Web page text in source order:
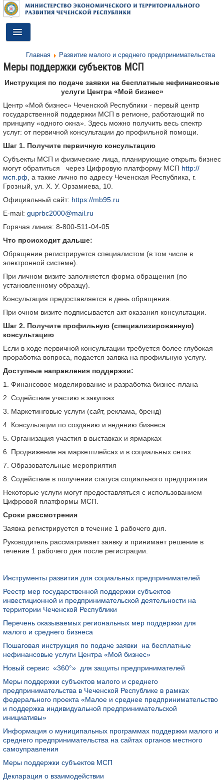
Toggle
Navigation
ДЕЯТЕЛЬНОСТЬ
ДОКУМЕНТЫ
ПРОТИВОДЕЙСТВИЕ КОРРУПЦИИ
АНТИТЕРРОР
КОНТАКТЫ
Главная Развитие малого и среднего предпринимательства
Меры поддержки субъектов МСП
Инструкция по подаче заявки на бесплатные нефинансовые
услуги Центра «Мой бизнес»
Центр «Мой бизнес» Чеченской Республики - первый центр
государственной поддержки МСП в регионе, работающий по
принципу «одного окна». Здесь можно получить весь спектр
услуг: от первичной консультации до профильной помощи.
Шаг 1. Получите первичную консультацию
Субъекты МСП и физические лица, планирующие открыть бизнес
могут обратиться через Цифровую платформу МСП http://
мсп.рф, а также лично по адресу Чеченская Республика, г.
Грозный, ул. Х. У. Орзамиева, 10.
Официальный сайт: https://mb95.ru
E-mail: guprbc2000@mail.ru
Горячая линия: 8-800-511-04-05
Что происходит дальше:
Обращение регистрируется специалистом (в том числе в
электронной системе).
При личном визите заполняется форма обращения (по
установленному образцу).
Консультация предоставляется в день обращения.
При очном визите подписывается акт оказания консультации.
Шаг 2. Получите профильную (специализированную)
консультацию
Если в ходе первичной консультации требуется более глубокая
проработка вопроса, подается заявка на профильную услугу.
Доступные направления поддержки:
1. Финансовое моделирование и разработка бизнес-плана
2. Содействие участию в закупках
3️. Маркетинговые услуги (сайт, реклама, бренд)
4️. Консультации по созданию и ведению бизнеса
5️. Организация участия в выставках и ярмарках
6️. Продвижение на маркетплейсах и в социальных сетях
7. Образовательные мероприятия
8. Содействие в получении статуса социального предприятия
Некоторые услуги могут предоставляться с использованием
Цифровой платформы МСП.
Сроки рассмотрения
Заявка регистрируется в течение 1 рабочего дня.
Руководитель рассматривает заявку и принимает решение в
течение 1 рабочего дня после регистрации.
Инструменты развития для социальных предпринимателей
Реестр мер государственной поддержки субъектов
инвестиционной и предпринимательской деятельности на
территории Чеченской Республики
Перечень оказываемых региональных мер поддержки для
малого и среднего бизнеса
Пошаговая инструкция по подаче заявки на бесплатные
нефинансовые услуги Центра «Мой бизнес»
Новый сервис «360°» для защиты предпринимателей
Меры поддержки субъектов малого и среднего
предпринимательства в Чеченской Республике в рамках
федерального проекта «Малое и среднее предпринимательство
и поддержка индивидуальной предпринимательской
инициативы»
Информация о муниципальных программах поддержки малого и
среднего предпринимательства на сайтах органов местного
самоуправления
Меры поддержки субъектов МСП
Декларация о взаимодействии